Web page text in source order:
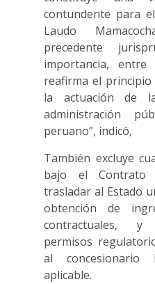
contundente para
Laudo
precedente
importancia,
reafirma el
la actuación de
administración
peruano”, indicó,
También excluye
bajo el Contrato
trasladar al Estado
obtención de
contractuales,
permisos
al concesionario
aplicable.